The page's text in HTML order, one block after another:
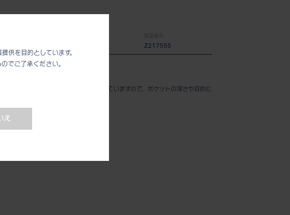
供を目的としています。
でご了承ください。
え
製品番号:
Z217555
幅のガイドラインマーキングを施していますので、ポケットの深さや目的に